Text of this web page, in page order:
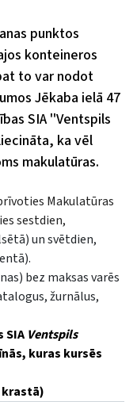
punktos
konteineros
to var nodot
Jēkaba ielā 47
SIA ''Ventspils
ka vēl
makulatūras.
Makulatūras
sestdien,
un svētdien,
bez maksas varēs
žurnālus,
SIA Ventspils
kuras kursēs
krastā)